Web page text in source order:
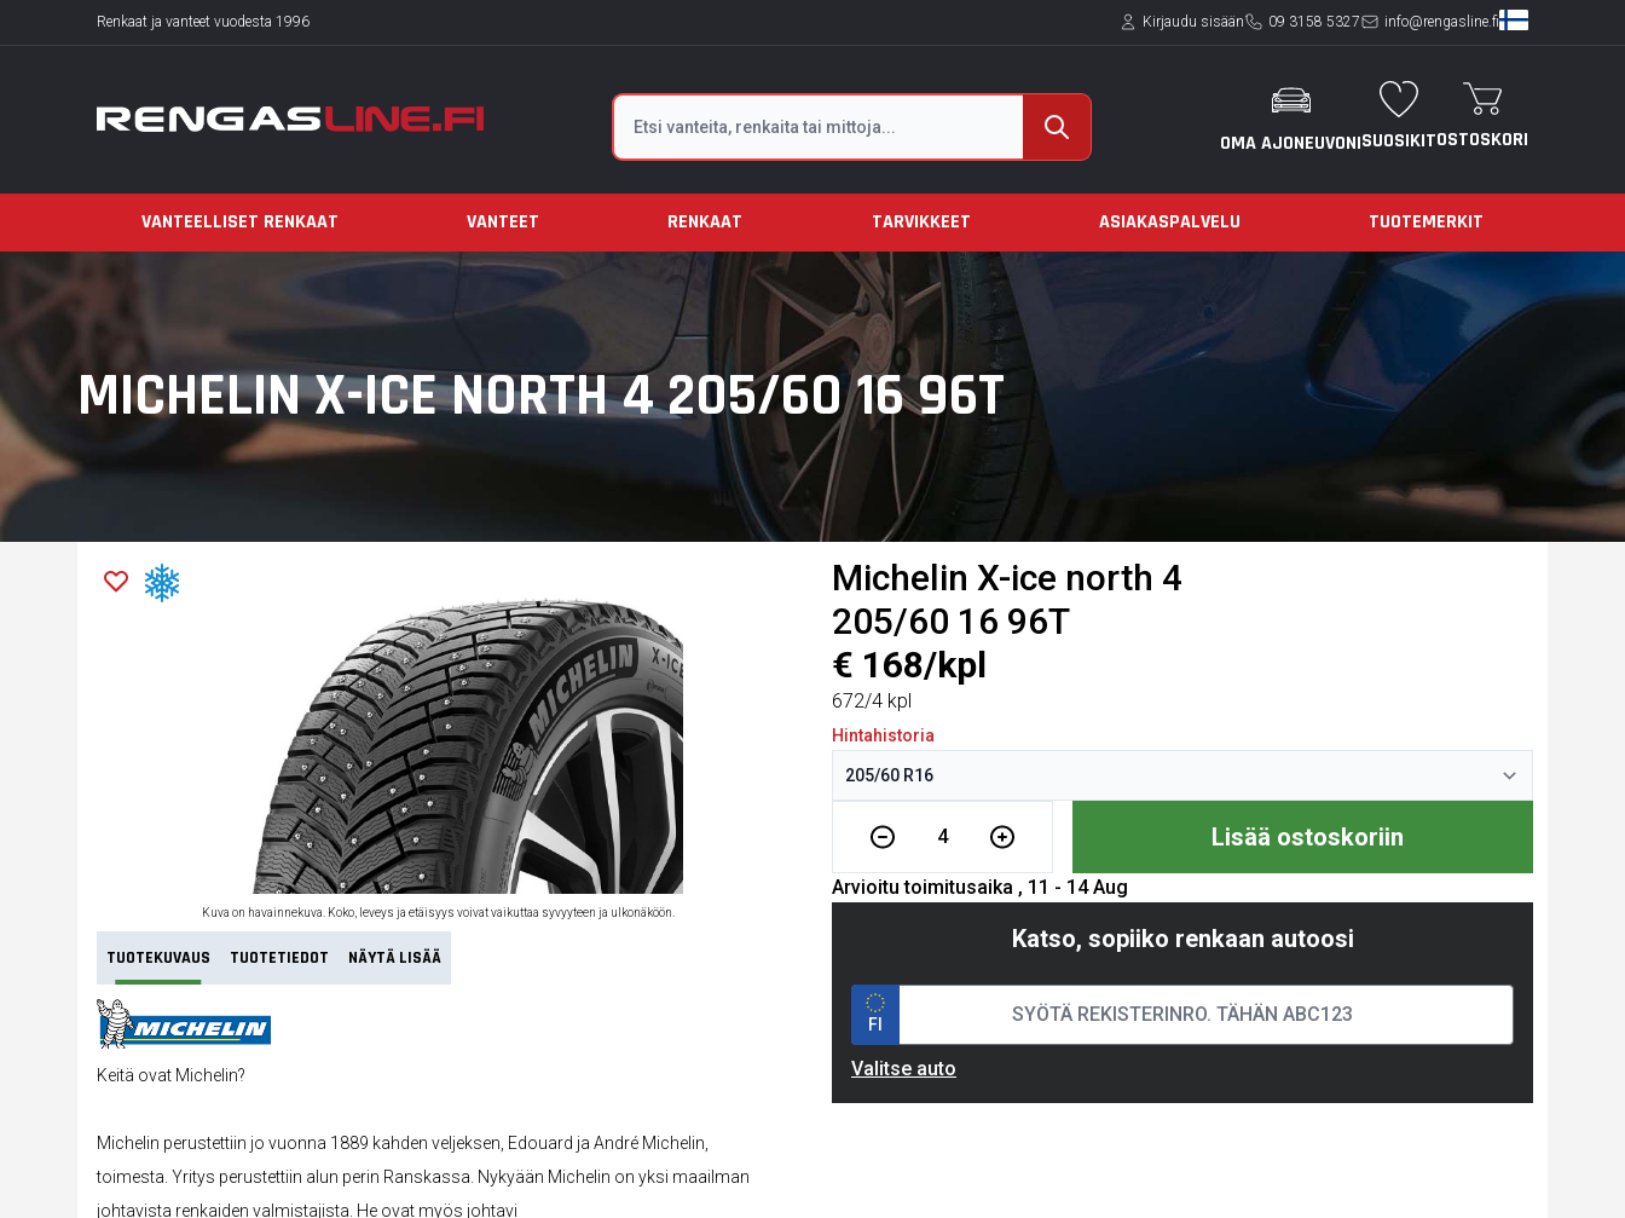
Renkaat ja vanteet vuodesta 1996 Kirjaudu sisään 09 3158 5327 info@rengasline.fi
Etsi
OMA AJONEUVONISUOSIKITOSTOSKORI
VANTEELLISET RENKAAT VANTEET RENKAAT TARVIKKEET ASIAKASPALVELU TUOTEMERKIT
MICHELIN X-ICE NORTH 4 205/60 16 96T
Michelin X-ice north 4
205/60 16 96T
€ 168/kpl
672/4 kpl
Hintahistoria
4 Lisää ostoskoriin
Arvioitu toimitusaika , 11 - 14 Aug
Katso, sopiiko renkaan autoosi
FI
Valitse auto
Kuva on havainnekuva. Koko, leveys ja etäisyys voivat vaikuttaa syvyyteen ja ulkonäköön.
TUOTEKUVAUS TUOTETIEDOT NÄYTÄ LISÄÄ
Keitä ovat Michelin?
Michelin perustettiin jo vuonna 1889 kahden veljeksen, Edouard ja André Michelin,
toimesta. Yritys perustettiin alun perin Ranskassa. Nykyään Michelin on yksi maailman
johtavista renkaiden valmistajista. He ovat myös johtavi